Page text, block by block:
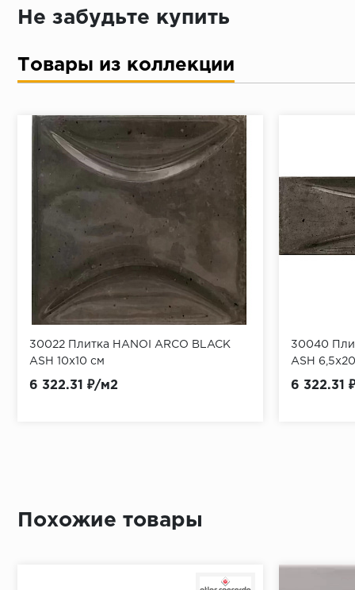
Не забудьте купить
Товары из коллекции
30022 Плитка HANOI ARCO BLACK
ASH 10x10 см
6 322.31 ₽/м2
30040
ASH
6 322.31
Похожие товары